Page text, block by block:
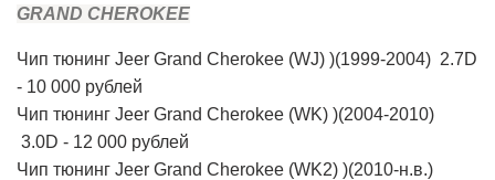
GRAND CHEROKEE
Чип тюнинг Jeer Grand Cherokee (WJ) )(1999-2004) 2.7D
- 10 000 рублей
Чип тюнинг Jeer Grand Cherokee (WK) )(2004-2010)
3.0D - 12 000 рублей
Чип тюнинг Jeer Grand Cherokee (WK2) )(2010-н.в.)